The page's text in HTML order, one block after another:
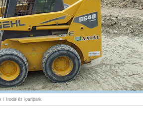
/ Iroda és iparipark